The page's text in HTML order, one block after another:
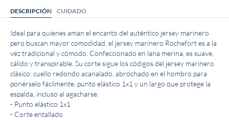
DESCRIPCIÓN CUIDADO
Ideal para quienes aman el encanto del auténtico jersey marinero
pero buscan mayor comodidad, el jersey marinero Rochefort es a la
vez tradicional y cómodo. Confeccionado en lana merina, es suave,
cálido y transpirable. Su corte sigue los códigos del jersey marinero
clásico: cuello redondo acanalado, abrochado en el hombro para
ponérselo fácilmente, punto elástico 1x1 y un largo que protege la
espalda, incluso al agacharse.
- Punto elástico 1x1
- Corte entallado